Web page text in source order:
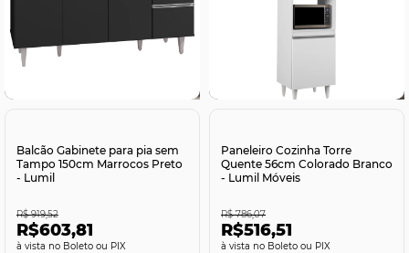
Balcão Gabinete para pia sem
Tampo 150cm Marrocos Preto
- Lumil
R$603,81
no Boleto ou PIX
R$ 919,52
Paneleiro Cozinha Torre
Quente 56cm Colorado Branco
- Lumil Móveis
R$516,51
no Boleto ou PIX
R$ 786,07